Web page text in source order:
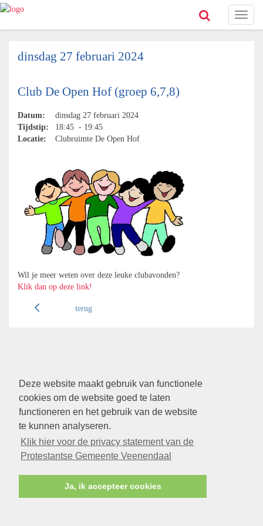
Deze website maakt gebruik van functionele
cookies om de website goed te laten
functioneren en het gebruik van de website
te kunnen analyseren.
Klik hier voor de privacy statement van de
Protestantse Gemeente Veenendaal
Ja, ik accepteer cookies
Toggle
dinsdag 27 februari 2024
Club De Open Hof (groep 6,7,8)
Datum:
dinsdag 27 februari 2024
Tijdstip:
18:45 - 19:45
Locatie:
Clubruimte De Open Hof
Wil je meer weten over deze leuke clubavonden?
Klik dan op deze link!
terug